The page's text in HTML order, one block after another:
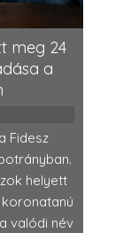
meg 24
a
Fidesz
helyett
valódi név